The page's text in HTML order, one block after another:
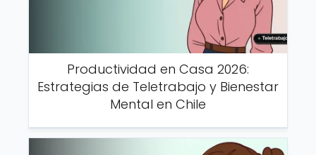
Productividad en Casa 2026:
Estrategias de Teletrabajo y Bienestar
Mental en Chile